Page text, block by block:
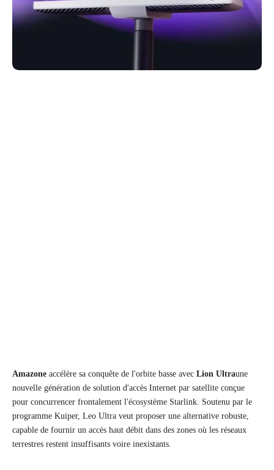
Amazone accélère sa conquête de l'orbite basse avec Lion Ultraune
nouvelle génération de solution d'accès Internet par satellite conçue
pour concurrencer frontalement l'écosystème Starlink. Soutenu par le
programme Kuiper, Leo Ultra veut proposer une alternative robuste,
capable de fournir un accès haut débit dans des zones où les réseaux
terrestres restent insuffisants voire inexistants.